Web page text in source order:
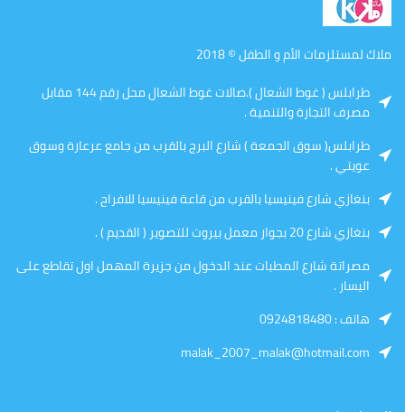
ملاك لمستلزمات الأم و الطفل © 2018
طرابلس ( غوط الشعال ).صالات غوط الشعال محل رقم 144 مقابل
مصرف التجارة والتنمية .
طرابلس( سوق الجمعة ) شارع البرج بالقرب من جامع عرعارة وسوق
عويتي .
بنغازي شارع فينيسيا بالقرب من قاعة فينيسيا للافراح .
بنغازي شارع 20 بجوار معمل بيروت للتصوير ( القديم ) .
مصراتة شارع المطبات عند الدخول من جزيرة المهمل اول تقاطع على
اليسار .
هاتف : 0924818480
malak_2007_malak@hotmail.com